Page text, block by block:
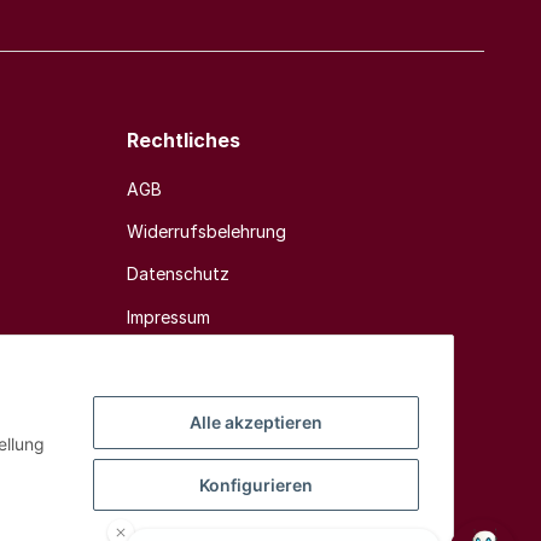
Alle akzeptieren
Konfigurieren
Rechtliches
AGB
Widerrufsbelehrung
Datenschutz
Impressum